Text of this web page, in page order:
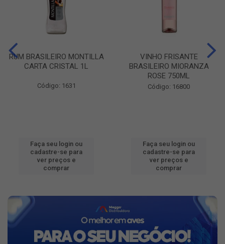
RUM BRASILEIRO MONTILLA
CARTA CRISTAL 1L
Código: 1631
Faça seu login ou
cadastre-se para
ver preços e
comprar
VINHO FRISANTE
BRASILEIRO MIORANZA
ROSE 750ML
Código: 16800
Faça seu login ou
cadastre-se para
ver preços e
comprar